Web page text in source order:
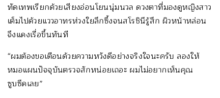
ทัดเทพเรียกด้วยเสียงอ่อนโยนนุ่มนวล ดวงตาที่มองดูหญิงสาว
เต็มไปด้วยแววอาทรห่วงใยลึกซึ้งจนสโรชินีรู้สึก ผิวหน้าหล่อน
จึงแดงเรื่อขึ้นทันที
“ผมต้องขอเตือนด้วยความหวังดีอย่างจริงใจนะครับ ลองให้
หมอแผนปัจจุบันตรวจสักหน่อยเถอะ ผมไม่อยากเห็นคุณ
ซูบซีดเลย”